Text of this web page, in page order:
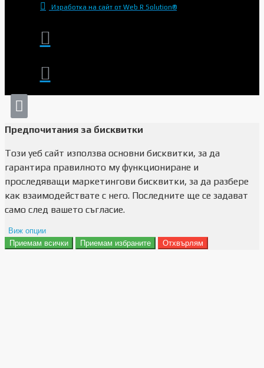
Изработка на сайт от Web R Solution®
Предпочитания за бисквитки
Този уеб сайт използва основни бисквитки, за да
гарантира правилното му функциониране и
проследяващи маркетингови бисквитки, за да разбере
как взаимодействате с него. Последните ще се задават
само след вашето съгласие.
Виж опции
Препочитания за реклами
Приемам всички Приемам избраните Отхвърлям